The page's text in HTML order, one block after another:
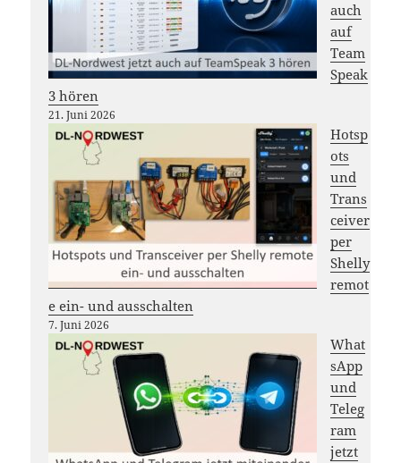
auch
auf
Team
Speak
3 hören
21. Juni 2026
Hotsp
ots
und
Trans
ceiver
per
Shelly
remot
e ein- und ausschalten
7. Juni 2026
What
sApp
und
Teleg
ram
jetzt